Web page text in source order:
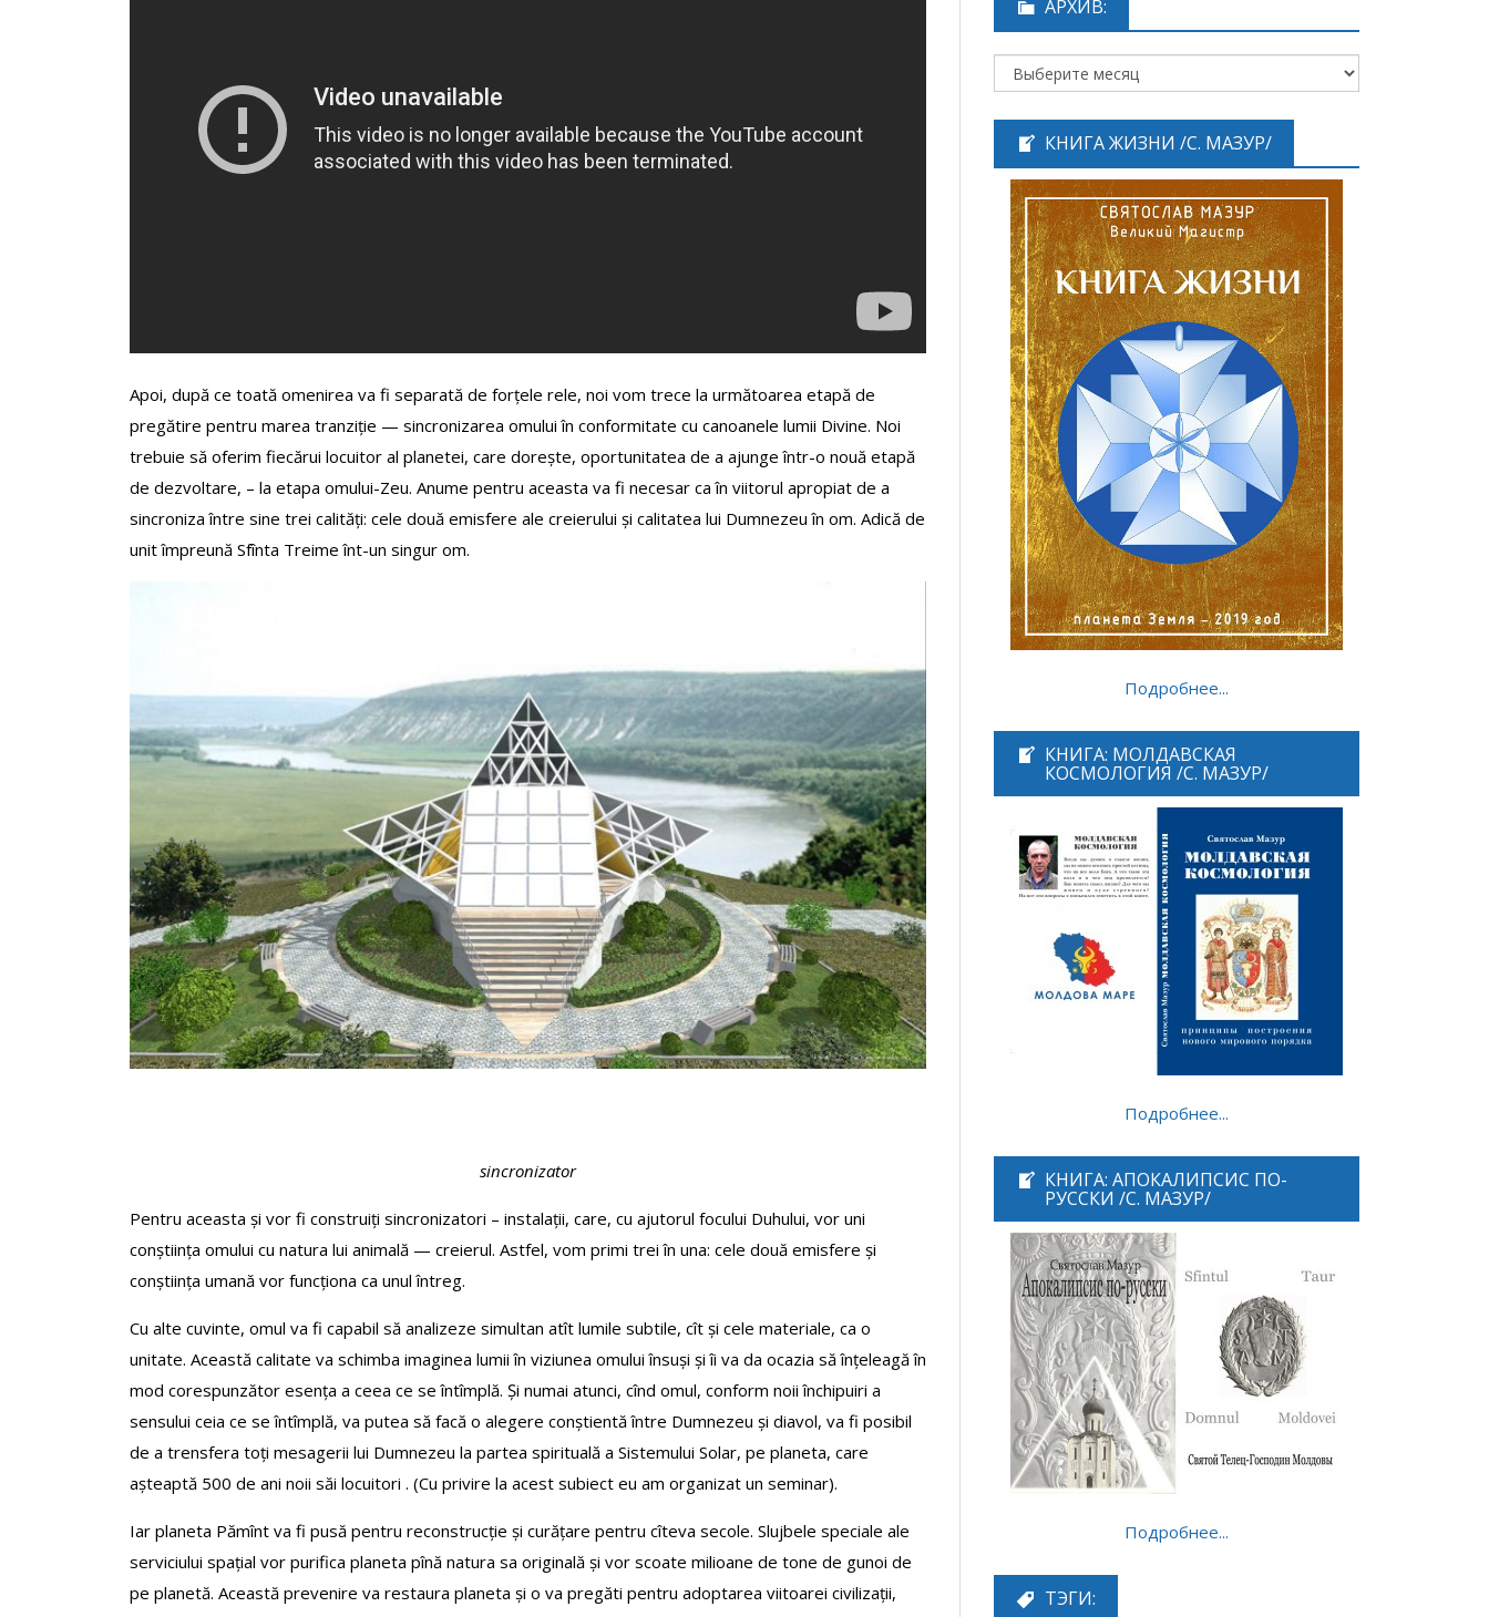
Apoi, după ce toată omenirea va fi separată de forțele rele, noi vom trece la următoarea etapă de
pregătire pentru marea tranziție — sincronizarea omului în conformitate cu canoanele lumii Divine. Noi
trebuie să oferim fiecărui locuitor al planetei, care dorește, oportunitatea de a ajunge într-o nouă etapă
de dezvoltare, – la etapa omului-Zeu. Anume pentru aceasta va fi necesar ca în viitorul apropiat de a
sincroniza între sine trei calități: cele două emisfere ale creierului și calitatea lui Dumnezeu în om. Adică de
unit împreună Sfînta Treime înt-un singur om.
sincronizator
Pentru aceasta și vor fi construiți sincronizatori – instalații, care, cu ajutorul focului Duhului, vor uni
conștiința omului cu natura lui animală — creierul. Astfel, vom primi trei în una: cele două emisfere și
conștiința umană vor funcționa ca unul întreg.
Cu alte cuvinte, omul va fi capabil să analizeze simultan atît lumile subtile, cît și cele materiale, ca o
unitate. Această calitate va schimba imaginea lumii în viziunea omului însuși și îi va da ocazia să înțeleagă în
mod corespunzător esența a ceea ce se întîmplă. Și numai atunci, cînd omul, conform noii închipuiri a
sensului ceia ce se întîmplă, va putea să facă o alegere conștientă între Dumnezeu și diavol, va fi posibil
de a trensfera toți mesagerii lui Dumnezeu la partea spirituală a Sistemului Solar, pe planeta, care
așteaptă 500 de ani noii săi locuitori . (Cu privire la acest subiect eu am organizat un seminar).
Iar planeta Pămînt va fi pusă pentru reconstrucție și curățare pentru cîteva secole. Slujbele speciale ale
serviciului spațial vor purifica planeta pînă natura sa originală și vor scoate milioane de tone de gunoi de
pe planetă. Această prevenire va restaura planeta și o va pregăti pentru adoptarea viitoarei civilizații,
АРХИВ:
КНИГА ЖИЗНИ /С. МАЗУР/
Подробнее...
КНИГА: МОЛДАВСКАЯ
КОСМОЛОГИЯ /С. МАЗУР/
Подробнее...
КНИГА: АПОКАЛИПСИС ПО-
РУССКИ /С. МАЗУР/
Подробнее...
ТЭГИ: